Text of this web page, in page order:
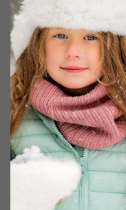
BOTTES D’HIVER
MOLLET FORT –
ÉTOILE
395.00$